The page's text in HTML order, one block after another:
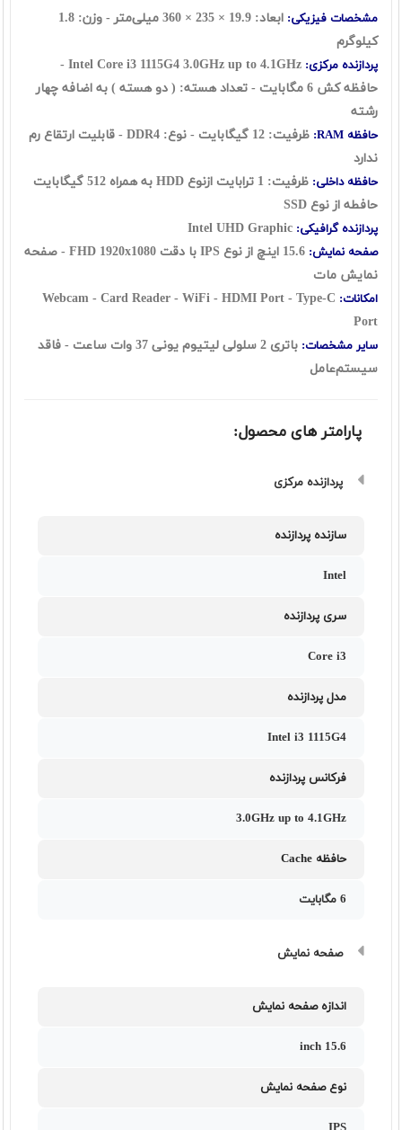
مشخصات فیزیکی: ابعاد: 19.9
×
235
×
360
میلی‌متر - وزن: 1.8
کیلوگرم
پردازنده مرکزی:
Intel Core i3 1115G4 3.0GHz up to 4.1GHz -
حافظه کش 6 مگابایت - تعداد هسته: ( دو هسته ) به اضافه چهار
رشته
حافظه RAM:
ظرفیت: 12 گيگابايت - نوع: DDR4 - قابلیت ارتقاع رم
ندارد
حافظه داخلی:
ظرفیت: 1 ترابايت ازنوع HDD به همراه 512 گیگابایت
حافطه از نوع SSD
پردازنده گرافیکی:
صفحه نمایش:
با دقت FHD 1920x1080 - صفحه
نمایش مات
امکانات: Webcam - Card Reader - WiFi - HDMI Port - Type-C
Port
سایر مشخصات:
باتری 2 سلولی لیتیوم یونی 37 وات ساعت - فاقد
سيستم‌عامل
پارامتر های محصول:
پردازنده مرکزی
سازنده پردازنده
Intel
سری پردازنده
Core i3
مدل پردازنده
Intel i3 1115G4
فرکانس پردازنده
3.0GHz up to 4.1GHz
حافظه Cache
6 مگابایت
صفحه نمایش
اندازه صفحه نمایش
15.6 inch
نوع صفحه نمایش